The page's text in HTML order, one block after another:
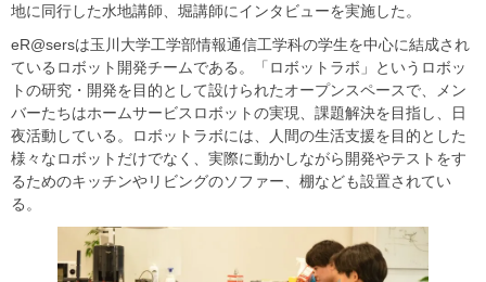
地に同行した水地講師、堀講師にインタビューを実施した。
eR@sersは玉川大学工学部情報通信工学科の学生を中心に結成され
ているロボット開発チームである。「ロボットラボ」というロボッ
トの研究・開発を目的として設けられたオープンスペースで、メン
バーたちはホームサービスロボットの実現、課題解決を目指し、日
夜活動している。ロボットラボには、人間の生活支援を目的とした
様々なロボットだけでなく、実際に動かしながら開発やテストをす
るためのキッチンやリビングのソファー、棚なども設置されてい
る。